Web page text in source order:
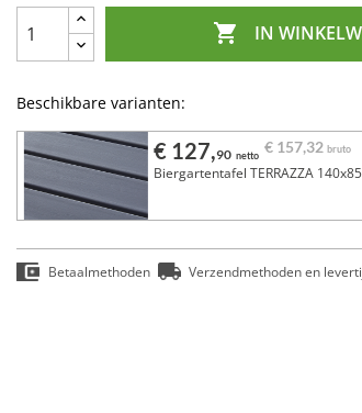
 IN
Beschikbare varianten:
€ 127,90 netto € 157,32 bruto
Biergartentafel TERRAZZA
Betaalmethoden Verzendmethoden en